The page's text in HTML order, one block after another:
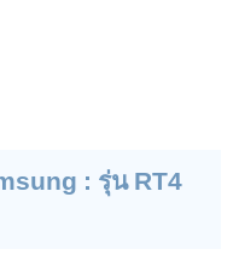
: รุ่น RT4